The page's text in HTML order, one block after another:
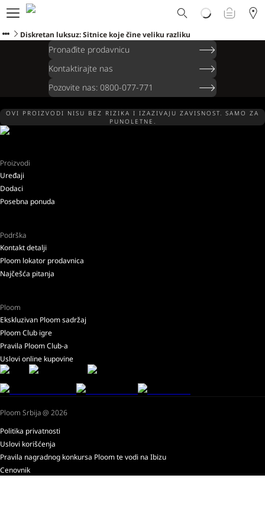
Ploom svet
E-shop
Program zamene
Ploom Club
Formular za prijavljivanje
Korisnička podrška
Blog
Ibiza
Diskretan luksuz: Sitnice koje čine veliku razliku
Pronađite prodavnicu
Kontaktirajte nas
Pozovite nas: 0800-077-771
OVI PROIZVODI NISU BEZ RIZIKA I IZAZIVAJU ZAVISNOST. SAMO ZA
PUNOLETNE.
Proizvodi
Uređaji
Dodaci
Posebna ponuda
Podrška
Kontakt detalji
Ploom lokator prodavnica
Najčešća pitanja
Ploom
Ekskluzivan Ploom sadržaj
Ploom Club igre
Pravila Ploom Club-a
Uslovi online kupovine
Ploom Srbija @ 2026
Politika privatnosti
Uslovi korišćenja
Pravila nagradnog konkursa Ploom te vodi na Ibizu
Cenovnik